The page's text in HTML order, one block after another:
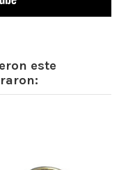
este